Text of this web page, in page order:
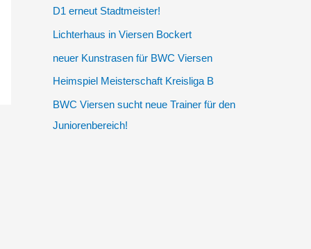
D1 erneut Stadtmeister!
Lichterhaus in Viersen Bockert
neuer Kunstrasen für BWC Viersen
Heimspiel Meisterschaft Kreisliga B
BWC Viersen sucht neue Trainer für den
Juniorenbereich!